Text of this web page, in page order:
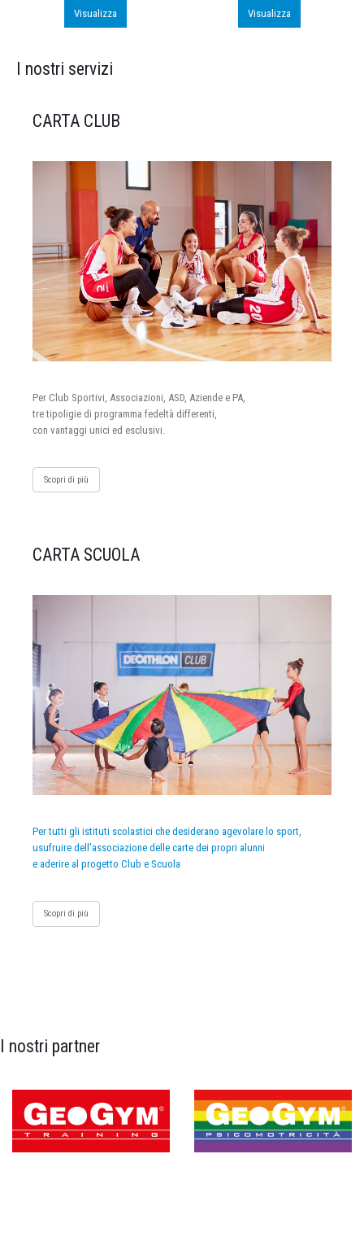
Visualizza Visualizza
I nostri servizi
CARTA CLUB
Per Club Sportivi, Associazioni, ASD, Aziende e PA,
tre tipoligie di programma fedeltà differenti,
con vantaggi unici ed esclusivi.
Scopri di più
CARTA SCUOLA
Per tutti gli istituti scolastici che desiderano agevolare lo sport,
usufruire dell’associazione delle carte dei propri alunni
e aderire al progetto Club e Scuola
Scopri di più
I nostri partner